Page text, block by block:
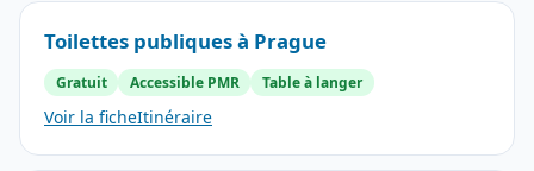
Toilettes publiques à Prague
Gratuit Accessible PMR Table à langer
Voir la ficheItinéraire